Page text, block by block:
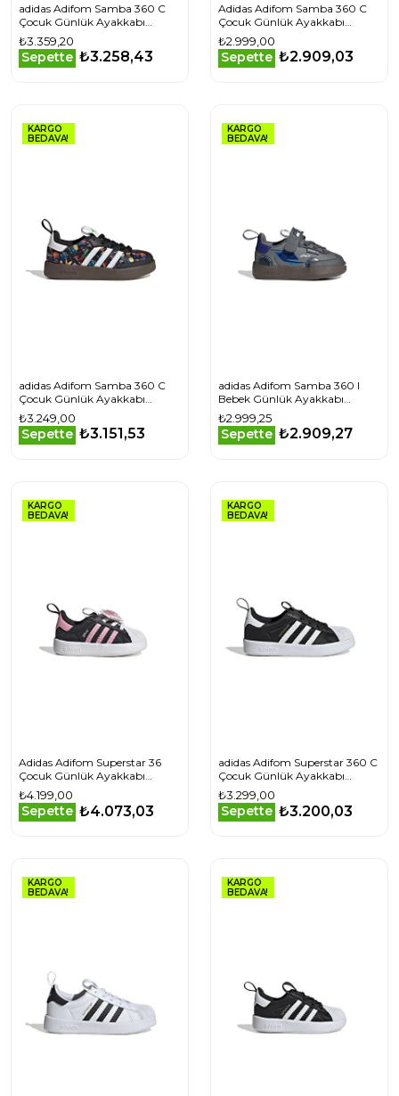
adidas Adifom Samba 360 C
Çocuk Günlük Ayakkabı
IH3505 Beyaz
₺3.359,20
Sepette ₺3.258,43
Adidas Adifom Samba 360 C
Çocuk Günlük Ayakkabı
JH5194 Siyah
₺2.999,00
Sepette ₺2.909,03
KARGO
BEDAVA!
adidas Adifom Samba 360 C
Çocuk Günlük Ayakkabı
JP8626 Siyah
₺3.249,00
Sepette ₺3.151,53
KARGO
BEDAVA!
adidas Adifom Samba 360 I
Bebek Günlük Ayakkabı
JR3772 Gri
₺2.999,25
Sepette ₺2.909,27
KARGO
BEDAVA!
Adidas Adifom Superstar 36
Çocuk Günlük Ayakkabı
IH7068 Siyah
₺4.199,00
Sepette ₺4.073,03
KARGO
BEDAVA!
adidas Adifom Superstar 360 C
Çocuk Günlük Ayakkabı
IH3503 Siyah
₺3.299,00
Sepette ₺3.200,03
KARGO
BEDAVA!
KARGO
BEDAVA!